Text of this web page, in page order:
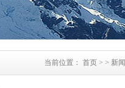
当前位置： 首页 > > 新